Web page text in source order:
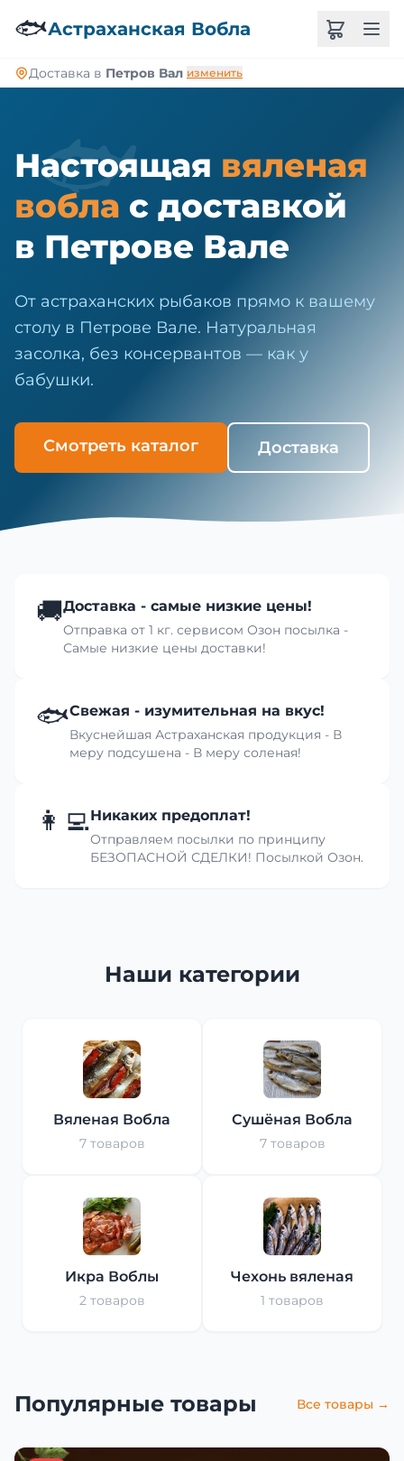
🐟Астраханская Вобла
Доставка в Петров Вал изменить
🐟
Настоящая вяленая
вобла с доставкой
в Петрове Вале
От астраханских рыбаков прямо к вашему
столу в Петрове Вале. Натуральная
засолка, без консервантов — как у
бабушки.
Смотреть каталог Доставка
🚚Доставка - самые низкие цены!
Отправка от 1 кг. сервисом Озон посылка -
Самые низкие цены доставки!
🐟Свежая - изумительная на вкус!
Вкуснейшая Астраханская продукция - В
меру подсушена - В меру соленая!
👩‍💻Никаких предоплат!
Отправляем посылки по принципу
БЕЗОПАСНОЙ СДЕЛКИ! Посылкой Озон.
Наши категории
Вяленая Вобла
7 товаров
Сушёная Вобла
7 товаров
Икра Воблы
2 товаров
Чехонь вяленая
1 товаров
Популярные товары Все товары →